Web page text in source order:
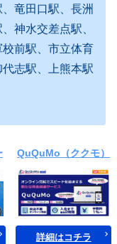
竜田口駅、長洲
神水交差点駅、
前駅、市立体育
志駅、上熊本駅
QuQuMo（ククモ）
詳細はコチラ